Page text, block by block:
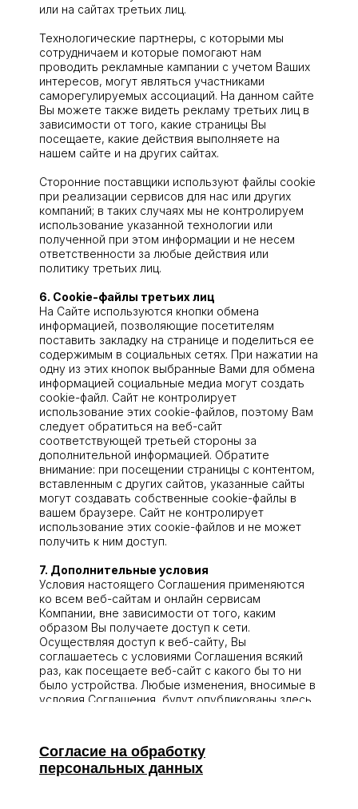
или на сайтах третьих лиц.
Технологические партнеры, с которыми мы
сотрудничаем и которые помогают нам
проводить рекламные кампании с учетом Ваших
интересов, могут являться участниками
саморегулируемых ассоциаций. На данном сайте
Вы можете также видеть рекламу третьих лиц в
зависимости от того, какие страницы Вы
посещаете, какие действия выполняете на
нашем сайте и на других сайтах.
Сторонние поставщики используют файлы сооkie
при реализации сервисов для нас или других
компаний; в таких случаях мы не контролируем
использование указанной технологии или
полученной при этом информации и не несем
ответственности за любые действия или
политику третьих лиц.
6. Cookie-файлы третьих лиц
На Сайте используются кнопки обмена
информацией, позволяющие посетителям
поставить закладку на странице и поделиться ее
содержимым в социальных сетях. При нажатии на
одну из этих кнопок выбранные Вами для обмена
информацией социальные медиа могут создать
cookie-файл. Сайт не контролирует
использование этих cookie-файлов, поэтому Вам
следует обратиться на веб-сайт
соответствующей третьей стороны за
дополнительной информацией. Обратите
внимание: при посещении страницы с контентом,
вставленным с других сайтов, указанные сайты
могут создавать собственные cookie-файлы в
вашем браузере. Сайт не контролирует
использование этих соокіе-файлов и не может
получить к ним доступ.
7. Дополнительные условия
Условия настоящего Соглашения применяются
ко всем веб-сайтам и онлайн сервисам
Компании, вне зависимости от того, каким
образом Вы получаете доступ к сети.
Осуществляя доступ к веб-сайту, Вы
соглашаетесь с условиями Соглашения всякий
раз, как посещаете веб-сайт с какого бы то ни
было устройства. Любые изменения, вносимые в
условия Соглашения, будут опубликованы здесь.
момента публикации на сайте. Дальнейшее
использование Вами веб-сайта выражает Ваше
Согласие на обработку
персональных данных